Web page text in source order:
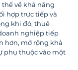
thế về khả năng
hợp trực tiếp và
khi đó, thuê
nghiệp tiếp
hơn, mở rộng khả
phụ thuộc vào một